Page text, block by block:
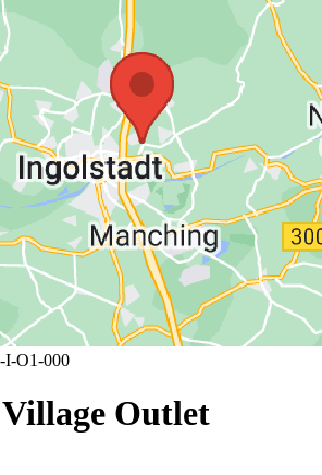
I-O1-000
Outlet